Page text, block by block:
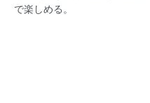
で楽しめる。